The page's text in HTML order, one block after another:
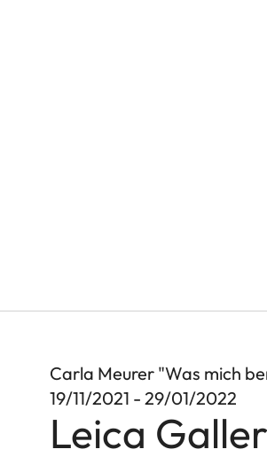
Carla Meurer "Was mich
19/11/2021 - 29/01/2022
Leica